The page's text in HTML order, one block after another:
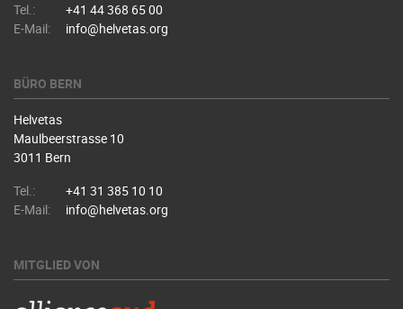
Tel.:
+41 44 368 65 00
E-Mail:
info@helvetas.org
BÜRO BERN
Helvetas
Maulbeerstrasse 10
3011 Bern
Tel.:
+41 31 385 10 10
E-Mail:
info@helvetas.org
MITGLIED VON